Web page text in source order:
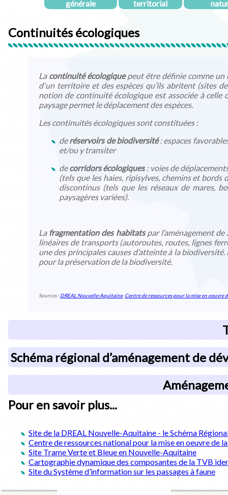
générale
territorial
Continuités écologiques
La continuité écologiquepeut être définie comme un
d'un territoire et des espèces qu’ils abritent (sites
notion de continuité écologique est associée à celle
paysage permet le déplacement des espèces.
Les continuités écologiques sont constituées :
deréservoirs de biodiversité: espaces
et/ou y transiter
decorridors écologiques: voies de
(tels que les haies, ripisylves, chemins et bords
discontinus (tels que les réseaux de mares,
paysagères variées).
Lafragmentation des habitatspar l’aménagement
linéaires de transports (autoroutes, routes, lignes
une des principales causes d’atteinte à la
pour la préservation de la biodiversité.
Sources : DREAL Nouvelle-Aquitaine, Centre de ressources pour la mise en oeuvre
Schéma régional d’aménagement de
Pour en savoir plus...
Site de la DREAL Nouvelle-Aquitaine - le Schéma
Centre de ressources national pour la mise en oeuvre de
Site Trame Verte et Bleue en Nouvelle-Aquitaine
Cartographie dynamique des composantes de la TVB
Site du Système d’information sur les passages à faune